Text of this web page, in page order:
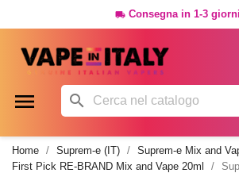
 Consegna in 1-3 giorni
 
Home Suprem-e (IT) Suprem-e Mix and
First Pick RE-BRAND Mix and Vape 20ml